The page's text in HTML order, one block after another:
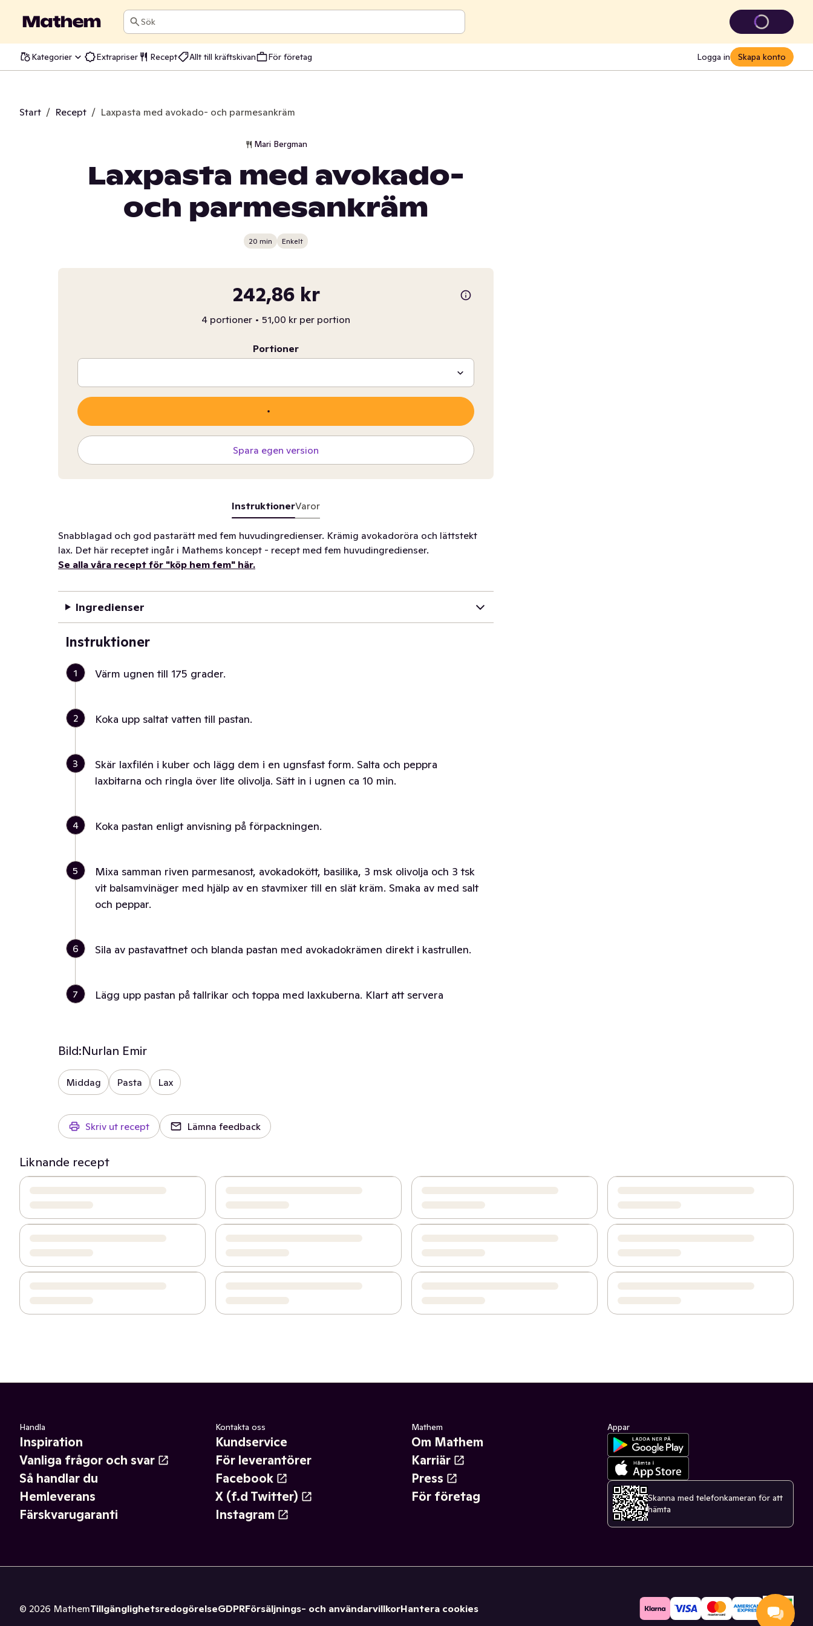
Sök
Kategorier Extrapriser Recept Allt till kräftskivan För företag Logga in Skapa konto
Start / Recept / Laxpasta med avokado- och parmesankräm
Mari Bergman
Laxpasta med avokado-
och parmesankräm
20 min Enkelt
242,86 kr
4 portioner • 51,00 kr per portion
Portioner
Spara egen version
InstruktionerVaror
Snabblagad och god pastarätt med fem huvudingredienser. Krämig avokadoröra och lättstekt
lax. Det här receptet ingår i Mathems koncept - recept med fem huvudingredienser.
Se alla våra recept för "köp hem fem" här.
Ingredienser
Instruktioner
1 Värm ugnen till 175 grader.
2 Koka upp saltat vatten till pastan.
3
Skär laxfilén i kuber och lägg dem i en ugnsfast form. Salta och peppra
laxbitarna och ringla över lite olivolja. Sätt in i ugnen ca 10 min.
4 Koka pastan enligt anvisning på förpackningen.
5
Mixa samman riven parmesanost, avokadokött, basilika, 3 msk olivolja och 3 tsk
vit balsamvinäger med hjälp av en stavmixer till en slät kräm. Smaka av med salt
och peppar.
6 Sila av pastavattnet och blanda pastan med avokadokrämen direkt i kastrullen.
7 Lägg upp pastan på tallrikar och toppa med laxkuberna. Klart att servera
Bild:Nurlan Emir
Middag Pasta Lax
Skriv ut recept Lämna feedback
Liknande recept
Handla
Inspiration
Vanliga frågor och svar
Så handlar du
Hemleverans
Färskvarugaranti
Kontakta oss
Kundservice
För leverantörer
Facebook
X (f.d Twitter)
Instagram
Mathem
Om Mathem
Karriär
Press
För företag
Appar
Skanna med telefonkameran för att
hämta
© 2026 MathemTillgänglighetsredogörelseGDPRFörsäljnings- och användarvillkorHantera cookies